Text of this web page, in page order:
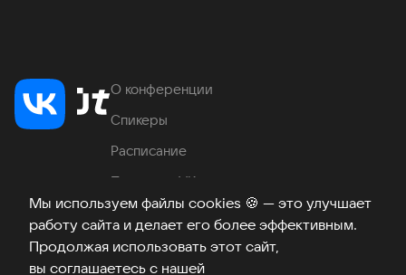
Мы используем файлы cookies 🍪 — это улучшает
работу сайта и делает его более эффективным.
Продолжая использовать этот сайт,
вы соглашаетесь с нашей
О конференции
Спикеры
Расписание
Продукты VK
Место проведения
Часто задаваемые вопросы